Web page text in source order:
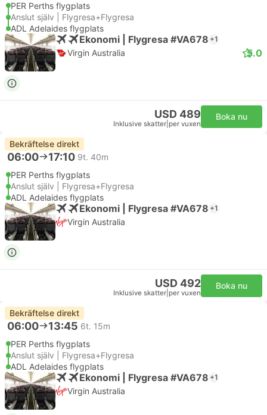
PER Perths flygplats
Anslut själv | Flygresa+Flygresa
ADL Adelaides flygplats
Ekonomi | Flygresa #VA678 +1
Virgin Australia 5.0
USD 489
Inklusive skatter per vuxen
Boka nu
Bekräftelse direkt
06:00 17:10 9t. 40m
PER Perths flygplats
Anslut själv | Flygresa+Flygresa
ADL Adelaides flygplats
Ekonomi | Flygresa #VA678 +1
Virgin Australia
USD 492
Inklusive skatter per vuxen
Boka nu
Bekräftelse direkt
06:00 13:45 6t. 15m
PER Perths flygplats
Anslut själv | Flygresa+Flygresa
ADL Adelaides flygplats
Ekonomi | Flygresa #VA678 +1
Virgin Australia